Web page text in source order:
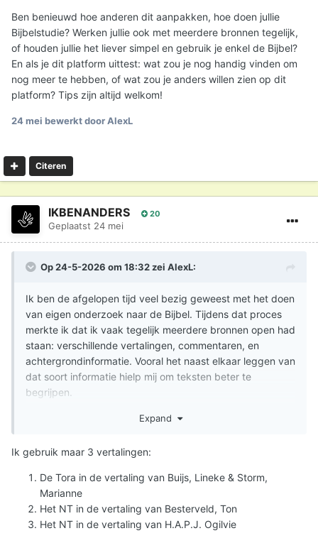
Ben benieuwd hoe anderen dit aanpakken, hoe doen jullie
Bijbelstudie? Werken jullie ook met meerdere bronnen tegelijk,
of houden jullie het liever simpel en gebruik je enkel de Bijbel?
En als je dit platform uittest: wat zou je nog handig vinden om
nog meer te hebben, of wat zou je anders willen zien op dit
platform? Tips zijn altijd welkom!
24 mei bewerkt door AlexL
Citeren
IKBENANDERS 20
Geplaatst 24 mei
Op 24-5-2026 om 18:32 zei AlexL:
Ik ben de afgelopen tijd veel bezig geweest met het doen
van eigen onderzoek naar de Bijbel. Tijdens dat proces
merkte ik dat ik vaak tegelijk meerdere bronnen open had
staan: verschillende vertalingen, commentaren, en
achtergrondinformatie. Vooral het naast elkaar leggen van
dat soort informatie hielp mij om teksten beter te
begrijpen.
Alleen werd het al snel onoverzichtelijk, omdat alles
Daarom heb ik een platform gemaakt waar ik dat voor
mezelf heb samengebracht:
www.bijbel-studie.com
Het idee is dat je bijbelteksten kunt lezen en tegelijk
meerdere lagen kunt bekijken, zoals:
Expand
Ik gebruik maar 3 vertalingen:
De Tora in de vertaling van Buijs, Lineke & Storm,
Marianne
Het NT in de vertaling van Besterveld, Ton
Het NT in de vertaling van H.A.P.J. Ogilvie